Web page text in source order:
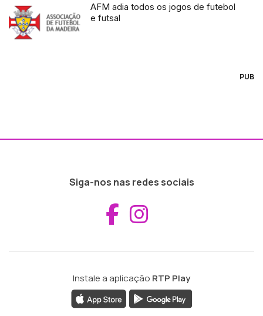
AFM adia todos os jogos de futebol
e futsal
PUB
Siga-nos nas redes sociais
Aceder ao
Instale a aplicação RTP Play